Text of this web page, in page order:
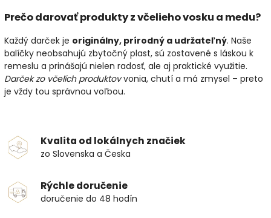
Prečo darovať produkty z včelieho vosku a medu?
Každý darček je originálny, prírodný a udržateľný. Naše
balíčky neobsahujú zbytočný plast, sú zostavené s láskou k
remeslu a prinášajú nielen radosť, ale aj praktické využitie.
Darček zo včelích produktovvonia, chutí a má zmysel – preto
je vždy tou správnou voľbou.
Kvalita od lokálnych značiek
zo Slovenska a Česka
Rýchle doručenie
doručenie do 48 hodín